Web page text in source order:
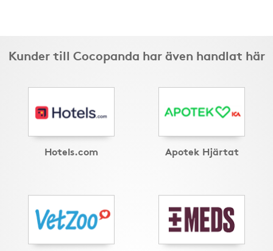
Kunder till Cocopanda har även handlat här
Hotels.com Apotek Hjärtat